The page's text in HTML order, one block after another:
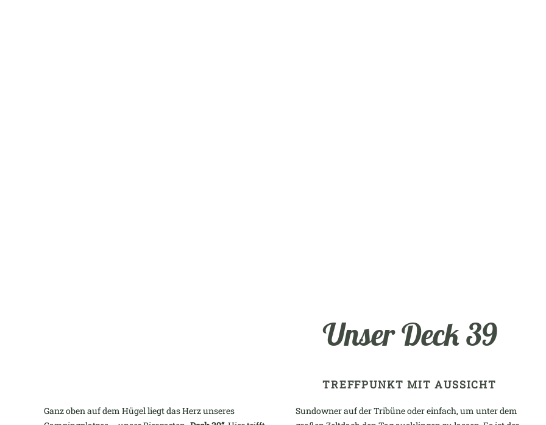
Unser Deck 39
TREFFPUNKT MIT AUSSICHT
Ganz oben auf dem Hügel liegt das Herz unseres
Sundowner auf der Tribüne oder einfach, um unter dem
perfekte Ort, um die Seele baumeln zu lassen und die